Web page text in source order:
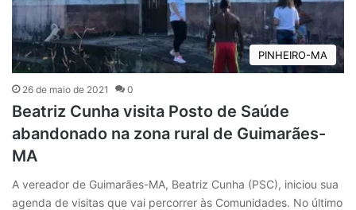
PINHEIRO-MA
26 de maio de 2021 0
Beatriz Cunha visita Posto de Saúde
abandonado na zona rural de Guimarães-
MA
A vereador de Guimarães-MA, Beatriz Cunha (PSC), iniciou sua
agenda de visitas que vai percorrer às Comunidades. No último